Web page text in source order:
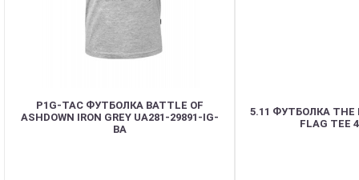
P1G-TAC ФУТБОЛКА BATTLE OF
ASHDOWN IRON GREY UA281-29891-IG-
BA
5.11 ФУТБОЛКА THE
FLAG TEE